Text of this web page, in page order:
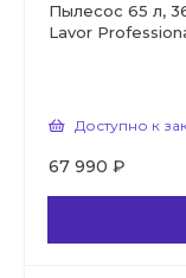
Пылесос 65 л,
Lavor
Доступно к
67 990 ₽